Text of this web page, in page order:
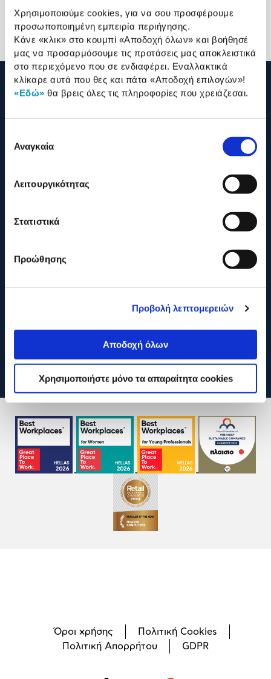
Χρησιμοποιούμε cookies, για να σου προσφέρουμε
προσωποποιημένη εμπειρία περιήγησης.
Κάνε «κλικ» στο κουμπί «Αποδοχή όλων» και βοήθησέ
μας να προσαρμόσουμε τις προτάσεις μας αποκλειστικά
στο περιεχόμενο που σε ενδιαφέρει. Εναλλακτικά
κλίκαρε αυτά που θες και πάτα «Αποδοχή επιλογών»!
«Εδώ» θα βρεις όλες τις πληροφορίες που χρειάζεσαι.
συγκατάθεσης
Αναγκαία
Λειτουργικότητας
Στατιστικά
Προώθησης
Προβολή λεπτομερειών
Αποδοχή όλων
Χρησιμοποιήστε μόνο τα απαραίτητα cookies
Προσθήκη Προσθήκη
210 2895000
Όροι χρήσης
Πολιτική Cookies
Πολιτική Απορρήτου
GDPR